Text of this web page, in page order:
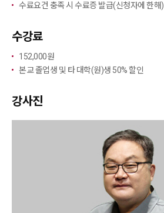
수료요건 충족 시 수료증 발급(신청자에 한해)
수강료
152,000원
본교 졸업생 및 타 대학(원)생 50% 할인
강사진